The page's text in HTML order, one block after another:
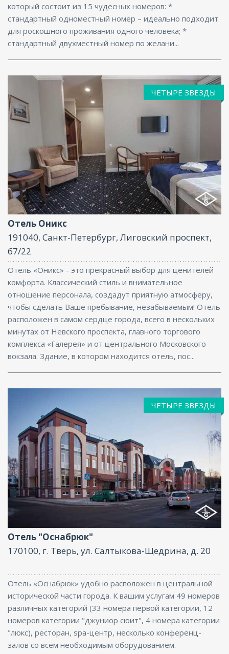
который состоит из 15 чудесных номеров: *
стандартный одноместный номер – идеально подходит
для роскошного проживания одного человека; *
стандартный двухместный номер по желани...
Интернет, Конференц-зал
ЧЕТЫРЕ ЗВЕЗДЫ
Отель Оникс
191040, Санкт-Петербург, Лиговский проспект,
67/22
Отель «Оникс» - это прекрасный выбор для ценителей
комфорта. Классический стиль и внимательное
отношение персонала, создадут приятную атмосферу,
чтобы сделать Ваше пребывание, незабываемым! Отель
расположен в самом сердце города, всего в нескольких
минутах от Невского проспекта, главного торгового
комплекса «Галерея» и от центрального Московского
вокзала. Здание, в котором находится отель, пос...
Ресторан, Размещение с животными, Бассейн,
Бар, Парковка, СПА/Оздоровительный центр,
Интернет, Бизнес-центр, Конференц-зал
ЧЕТЫРЕ ЗВЕЗДЫ
Отель "Оснабрюк"
170100, г. Тверь, ул. Салтыкова-Щедрина, д. 20
Отель «Оснабрюк» удобно расположен в центральной
исторической части города. К вашим услугам 49 номеров
различных категорий (33 номера первой категории, 12
номеров категории "джуниор сюит", 4 номера категории
"люкс), ресторан, spa-центр, несколько конференц-
залов со всем необходимым оборудованием.